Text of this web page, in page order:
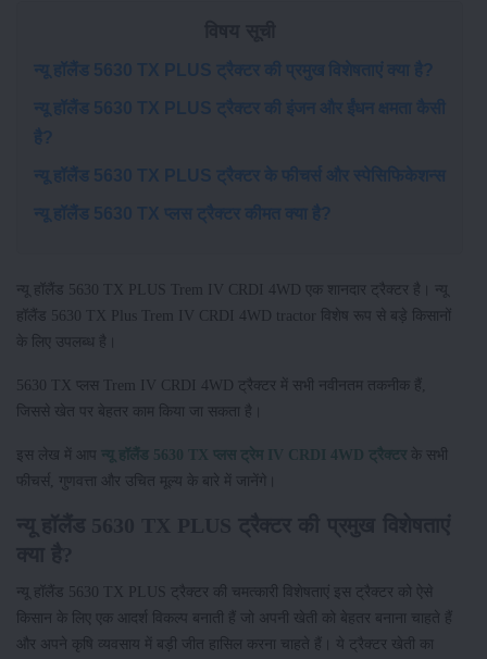
न्यू हॉलैंड 5630 TX PLUS ट्रैक्टर की प्रमुख विशेषताएं क्या है?
न्यू हॉलैंड 5630 TX PLUS ट्रैक्टर की इंजन और ईंधन क्षमता कैसी
है?
न्यू हॉलैंड 5630 TX PLUS ट्रैक्टर के फीचर्स और स्पेसिफिकेशन्स
न्यू हॉलैंड 5630 TX प्लस ट्रैक्टर कीमत क्या है?
न्यू हॉलैंड 5630 TX PLUS Trem IV CRDI 4WD एक शानदार ट्रैक्टर है। न्यू
हॉलैंड 5630 TX Plus Trem IV CRDI 4WD tractor विशेष रूप से बड़े किसानों
के लिए उपलब्ध है।
5630 TX प्लस Trem IV CRDI 4WD ट्रैक्टर में सभी नवीनतम तकनीक हैं,
जिससे खेत पर बेहतर काम किया जा सकता है।
इस लेख में आप न्यू हॉलैंड 5630 TX प्लस ट्रेम IV CRDI 4WD ट्रैक्टर के सभी
फीचर्स, गुणवत्ता और उचित मूल्य के बारे में जानेंगे।
न्यू हॉलैंड 5630 TX PLUS ट्रैक्टर की चमत्कारी विशेषताएं इस ट्रैक्टर को ऐसे
किसान के लिए एक आदर्श विकल्प बनाती हैं जो अपनी खेती को बेहतर बनाना चाहते हैं
और अपने कृषि व्यवसाय में बड़ी जीत हासिल करना चाहते हैं। ये ट्रैक्टर खेती का